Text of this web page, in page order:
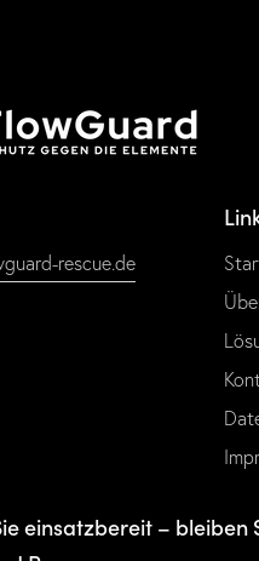
rescue.de
einsatzbereit – bleiben